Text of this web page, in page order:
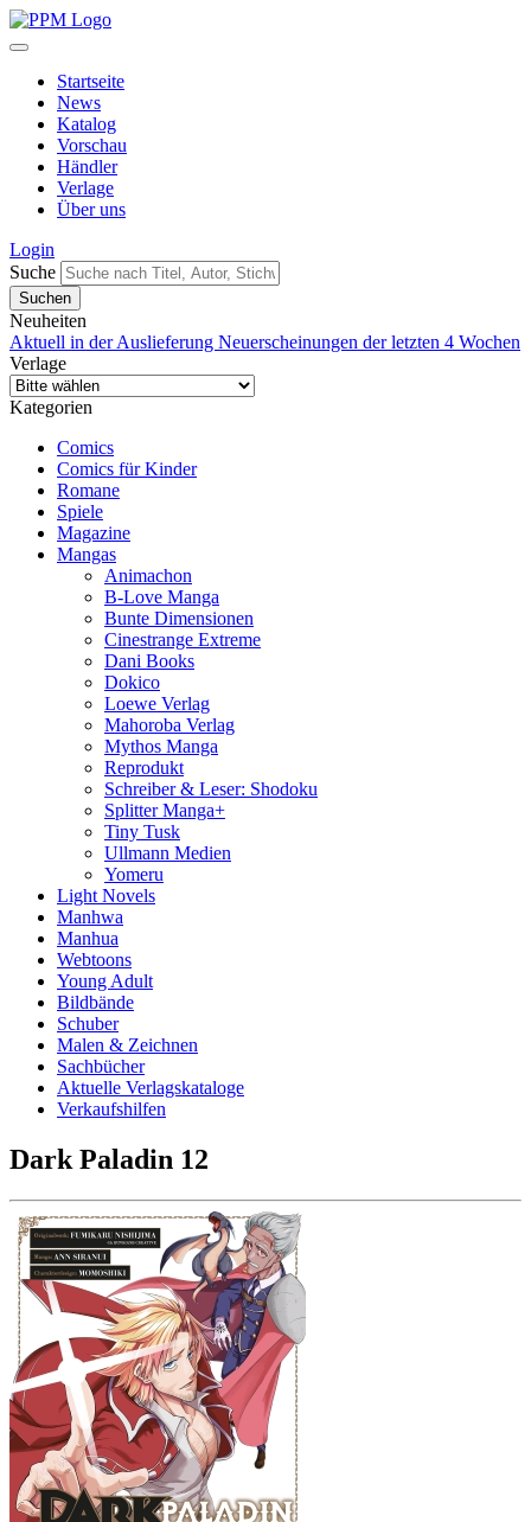
Startseite
News
Katalog
Vorschau
Händler
Verlage
Über uns
Login
Suche
Neuheiten
Aktuell in der Auslieferung Neuerscheinungen der letzten 4 Wochen
Verlage
Kategorien
Comics
Comics für Kinder
Romane
Spiele
Magazine
Mangas
Animachon
B-Love Manga
Bunte Dimensionen
Cinestrange Extreme
Dani Books
Dokico
Loewe Verlag
Mahoroba Verlag
Mythos Manga
Reprodukt
Schreiber & Leser: Shodoku
Splitter Manga+
Tiny Tusk
Ullmann Medien
Yomeru
Light Novels
Manhwa
Manhua
Webtoons
Young Adult
Bildbände
Schuber
Malen & Zeichnen
Sachbücher
Aktuelle Verlagskataloge
Verkaufshilfen
Dark Paladin 12